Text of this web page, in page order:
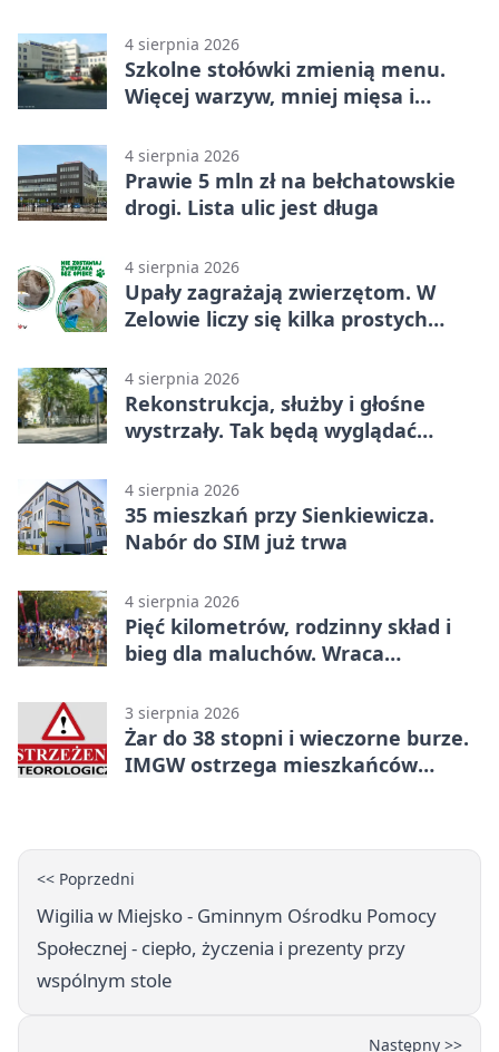
4 sierpnia 2026
Szkolne stołówki zmienią menu.
Więcej warzyw, mniej mięsa i
4 sierpnia 2026
Prawie 5 mln zł na bełchatowskie
drogi. Lista ulic jest długa
4 sierpnia 2026
Upały zagrażają zwierzętom. W
Zelowie liczy się kilka prostych
4 sierpnia 2026
Rekonstrukcja, służby i głośne
wystrzały. Tak będą wyglądać
4 sierpnia 2026
35 mieszkań przy Sienkiewicza.
Nabór do SIM już trwa
4 sierpnia 2026
Pięć kilometrów, rodzinny skład i
bieg dla maluchów. Wraca
3 sierpnia 2026
Żar do 38 stopni i wieczorne burze.
IMGW ostrzega mieszkańców
<< Poprzedni
Wigilia w Miejsko - Gminnym Ośrodku Pomocy
Społecznej - ciepło, życzenia i prezenty przy
wspólnym stole
Następny >>